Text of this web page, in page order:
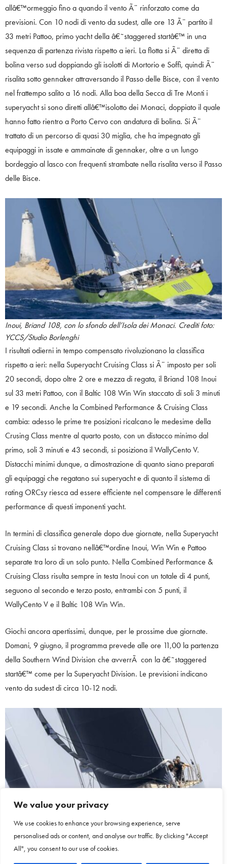
We value your privacy
We use cookies to enhance your browsing experience, serve
personalised ads or content, and analyse our traffic. By clicking "Accept
All", you consent to our use of cookies.
allâ€™ormeggio fino a quando il vento Ã¨ rinforzato come da
previsioni. Con 10 nodi di vento da sudest, alle ore 13 Ã¨ partito il
33 metri Pattoo, primo yacht della â€˜staggered startâ€™ in una
sequenza di partenza rivista rispetto a ieri. La flotta si Ã¨ diretta di
bolina verso sud doppiando gli isolotti di Mortorio e Soffi, quindi Ã¨
risalita sotto gennaker attraversando il Passo delle Bisce, con il vento
nel frattempo salito a 16 nodi. Alla boa della Secca di Tre Monti i
superyacht si sono diretti allâ€™isolotto dei Monaci, doppiato il quale
hanno fatto rientro a Porto Cervo con andatura di bolina. Si Ã¨
trattato di un percorso di quasi 30 miglia, che ha impegnato gli
equipaggi in issate e ammainate di gennaker, oltre a un lungo
bordeggio al lasco con frequenti strambate nella risalita verso il Passo
delle Bisce.
Inoui, Briand 108, con lo sfondo dell’Isola dei Monaci. Crediti foto:
YCCS/Studio Borlenghi
I risultati odierni in tempo compensato rivoluzionano la classifica
rispetto a ieri: nella Superyacht Cruising Class si Ã¨ imposto per soli
20 secondi, dopo oltre 2 ore e mezza di regata, il Briand 108 Inoui
sul 33 metri Pattoo, con il Baltic 108 Win Win staccato di soli 3 minuti
e 19 secondi. Anche la Combined Performance & Cruising Class
cambia: adesso le prime tre posizioni ricalcano le medesime della
Crusing Class mentre al quarto posto, con un distacco minimo dal
primo, soli 3 minuti e 43 secondi, si posiziona il WallyCento V.
Distacchi minimi dunque, a dimostrazione di quanto siano preparati
gli equipaggi che regatano sui superyacht e di quanto il sistema di
rating ORCsy riesca ad essere efficiente nel compensare le differenti
performance di questi imponenti yacht.
In termini di classifica generale dopo due giornate, nella Superyacht
Cruising Class si trovano nellâ€™ordine Inoui, Win Win e Pattoo
separate tra loro di un solo punto. Nella Combined Performance &
Cruising Class risulta sempre in testa Inoui con un totale di 4 punti,
seguono al secondo e terzo posto, entrambi con 5 punti, il
WallyCento V e il Baltic 108 Win Win.
Giochi ancora apertissimi, dunque, per le prossime due giornate.
Domani, 9 giugno, il programma prevede alle ore 11,00 la partenza
della Southern Wind Division che avverrÃ con la â€˜staggered
startâ€™ come per la Superyacht Division. Le previsioni indicano
vento da sudest di circa 10-12 nodi.